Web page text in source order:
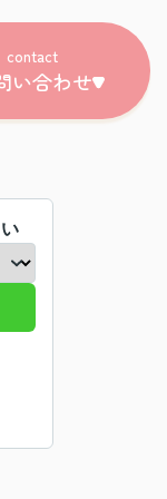
contact
い合わせ